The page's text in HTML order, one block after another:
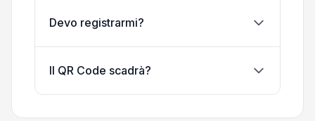
Devo registrarmi?
Il QR Code scadrà?